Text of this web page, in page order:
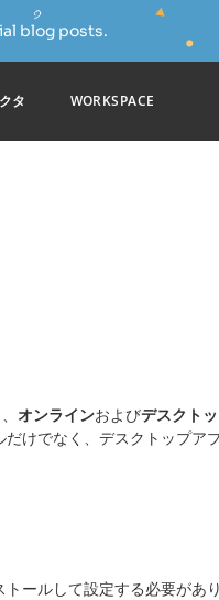
blog posts.
タ WORKSPACE
オンラインおよびデスクト
けでなく、デスクトップア
ールして設定する必要があ